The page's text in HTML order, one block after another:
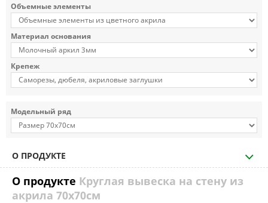
Объемные элементы
Материал основания
Крепеж
Модельный ряд
О ПРОДУКТЕ
О продукте Круглая вывеска на стену из
акрила 70х70см